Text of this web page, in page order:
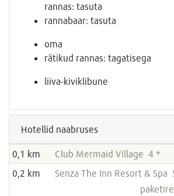
rannas: tasuta
rannabaar: tasuta
oma
rätikud rannas: tagatisega
liiva-kiviklibune
Hotellid naabruses
0,1 km
Club Mermaid Village 4 *
0,2 km
Senza The Inn Resort & Spa